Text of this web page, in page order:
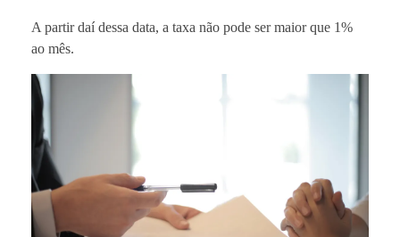
A partir daí dessa data, a taxa não pode ser maior que 1%
ao mês.